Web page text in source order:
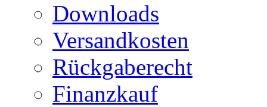
Downloads
Versandkosten
Rückgaberecht
Finanzkauf